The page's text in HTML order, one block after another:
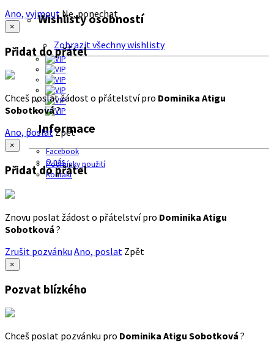
Wishlisty osobností
Zobrazit všechny wishlisty
Informace
Facebook
O nás
Podmínky použití
Kontakt
Ano, vyjmout Ne, ponechat
×
Přidat do přátel
Chceš poslat žádost o přátelství pro Dominika Atigu
Sobotková?
Ano, poslatZpět
×
Přidat do přátel
Znovu poslat žádost o přátelství pro Dominika Atigu
Sobotková ?
Zrušit pozvánku Ano, poslat Zpět
×
Pozvat blízkého
Chceš poslat pozvánku pro Dominika Atigu Sobotková ?